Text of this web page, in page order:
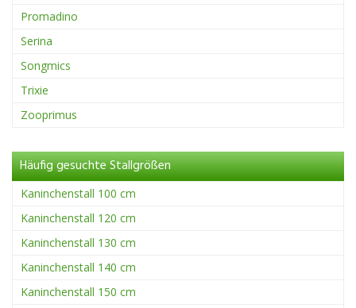
Promadino
Serina
Songmics
Trixie
Zooprimus
Häufig gesuchte Stallgrößen
Kaninchenstall 100 cm
Kaninchenstall 120 cm
Kaninchenstall 130 cm
Kaninchenstall 140 cm
Kaninchenstall 150 cm